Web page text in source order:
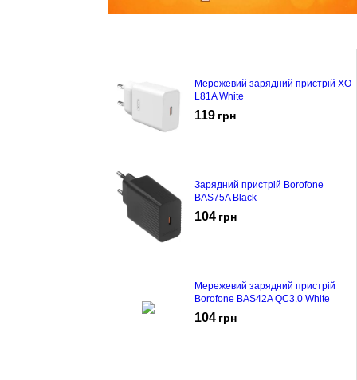
Мережевий зарядний пристрій XO
L81A White
119 грн
Зарядний пристрій Borofone
BAS75A Black
104 грн
Мережевий зарядний пристрій
Borofone BAS42A QC3.0 White
104 грн